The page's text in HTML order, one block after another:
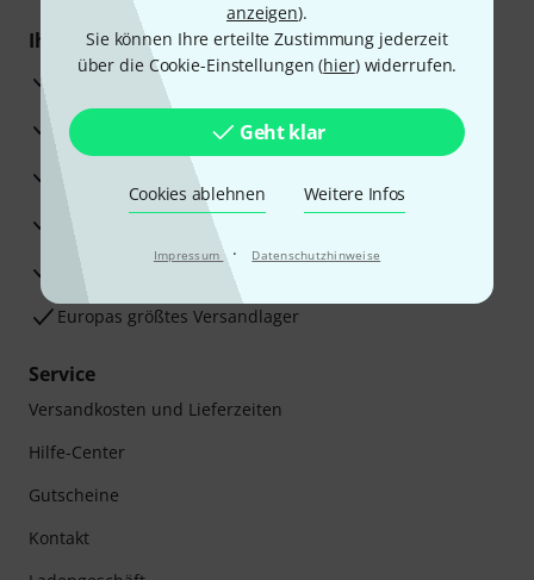
anzeigen).
Sie können Ihre erteilte Zustimmung jederzeit
über die Cookie-Einstellungen (hier) widerrufen.
Geht klar
Cookies ablehnen Weitere Infos
Impressum · Datenschutzhinweise
Ihre Vorteile
3 Jahre Thomann Garantie
30 Tage Money-Back-Garantie
Reparaturservice
Beratung durch Fachexperten
Zufriedenheitsgarantie
Europas größtes Versandlager
Service
Versandkosten und Lieferzeiten
Hilfe-Center
Gutscheine
Kontakt